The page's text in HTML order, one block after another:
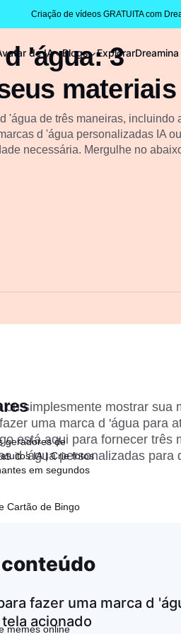
Criação de vídeos GRATUITA com
de IA Blogs Explorar
'água: 3
materiais
'água de três maneiras, incluindo
d 'água personalizadas IA ou
necessária. Mergulhe no
ou simplesmente mostrar sua
uma marca d 'água para
está aqui para fornecer três
d 'água personalizadas para
fazer uma marca d
acionado
geradores de
IA | Crie fotos
em segundos
Cartão de Bingo
memes online